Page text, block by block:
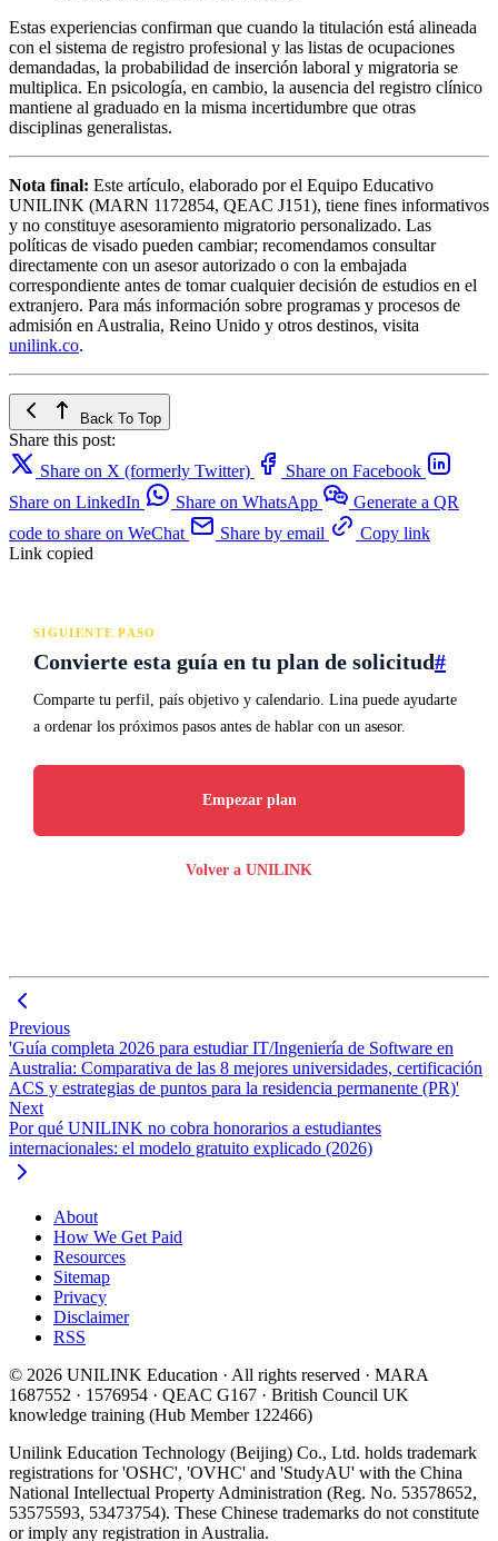
Estas experiencias confirman que cuando la titulación está alineada
con el sistema de registro profesional y las listas de ocupaciones
demandadas, la probabilidad de inserción laboral y migratoria se
multiplica. En psicología, en cambio, la ausencia del registro clínico
mantiene al graduado en la misma incertidumbre que otras
disciplinas generalistas.
Nota final: Este artículo, elaborado por el Equipo Educativo
UNILINK (MARN 1172854, QEAC J151), tiene fines informativos
y no constituye asesoramiento migratorio personalizado. Las
políticas de visado pueden cambiar; recomendamos consultar
directamente con un asesor autorizado o con la embajada
correspondiente antes de tomar cualquier decisión de estudios en el
extranjero. Para más información sobre programas y procesos de
admisión en Australia, Reino Unido y otros destinos, visita
unilink.co.
Back To Top
Share this post:
Share on X (formerly Twitter)
Share on Facebook
Share on LinkedIn
Share on WhatsApp
Generate a QR
code to share on WeChat
Share by email
Copy link
Link copied
SIGUIENTE PASO
Convierte esta guía en tu plan de solicitud#
Comparte tu perfil, país objetivo y calendario. Lina puede ayudarte
a ordenar los próximos pasos antes de hablar con un asesor.
Empezar plan
Volver a UNILINK
Previous
'Guía completa 2026 para estudiar IT/Ingeniería de Software en
Australia: Comparativa de las 8 mejores universidades, certificación
ACS y estrategias de puntos para la residencia permanente (PR)'
Next
Por qué UNILINK no cobra honorarios a estudiantes
internacionales: el modelo gratuito explicado (2026)
About
How We Get Paid
Resources
Sitemap
Privacy
Disclaimer
RSS
© 2026 UNILINK Education · All rights reserved · MARA
1687552 · 1576954 · QEAC G167 · British Council UK
knowledge training (Hub Member 122466)
Unilink Education Technology (Beijing) Co., Ltd. holds trademark
registrations for 'OSHC', 'OVHC' and 'StudyAU' with the China
National Intellectual Property Administration (Reg. No. 53578652,
53575593, 53473754). These Chinese trademarks do not constitute
or imply any registration in Australia.